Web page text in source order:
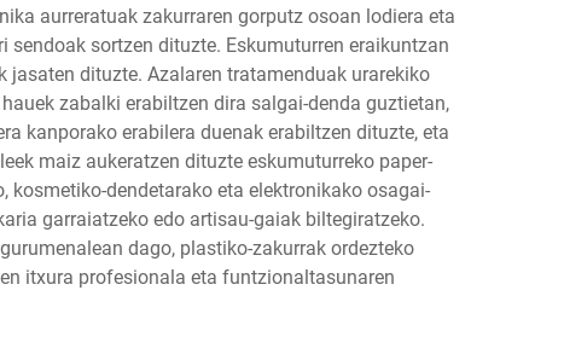
aurreratuak zakurraren gorputz osoan lodiera eta
sortzen dituzte. Eskumuturren eraikuntzan
dituzte. Azalaren tratamenduak urarekiko
zabalki erabiltzen dira salgai-denda guztietan,
kanporako erabilera duenak erabiltzen dituzte, eta
maiz aukeratzen dituzte eskumuturreko paper-
dendetarako eta elektronikako osagai-
garraiatzeko edo artisau-gaiak biltegiratzeko.
dago, plastiko-zakurrak ordezteko
itxura profesionala eta funtzionaltasunaren